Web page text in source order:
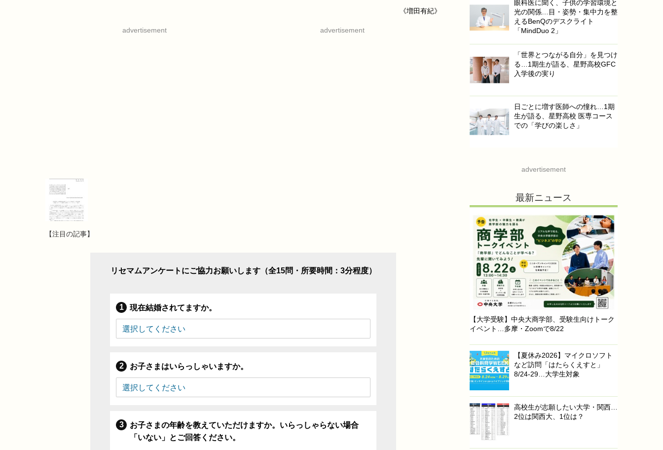
《増田有紀》
advertisement advertisement
【注目の記事】
リセマムアンケートにご協力お願いします（全15問・所要時間：3分程度）
現在結婚されてますか。
お子さまはいらっしゃいますか。
お子さまの年齢を教えていただけますか。いらっしゃらない場合
「いない」とご回答ください。
眼科医に聞く、子供の学習環境と
光の関係…目・姿勢・集中力を整
えるBenQのデスクライト
「MindDuo 2」
「世界とつながる自分」を見つけ
る…1期生が語る、星野高校GFC
入学後の実り
日ごとに増す医師への憧れ…1期
生が語る、星野高校 医専コース
での「学びの楽しさ」
advertisement
最新ニュース
【大学受験】中央大商学部、受験生向けトーク
イベント…多摩・Zoomで8/22
【夏休み2026】マイクロソフト
など訪問「はたらくえすと」
8/24-29…大学生対象
高校生が志願したい大学・関西…
2位は関西大、1位は？